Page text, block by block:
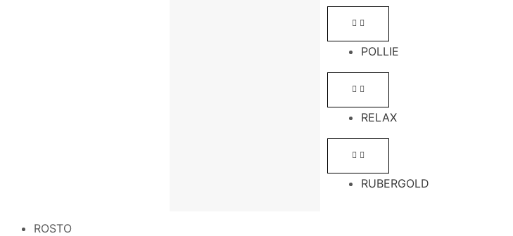
POLLIE
RELAX
RUBERGOLD
ROSTO